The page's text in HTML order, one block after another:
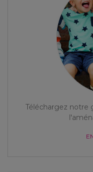
Téléchargez notre